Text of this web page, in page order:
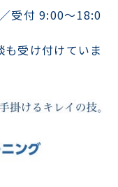
／受付 9:00〜18:0
受け付けていま